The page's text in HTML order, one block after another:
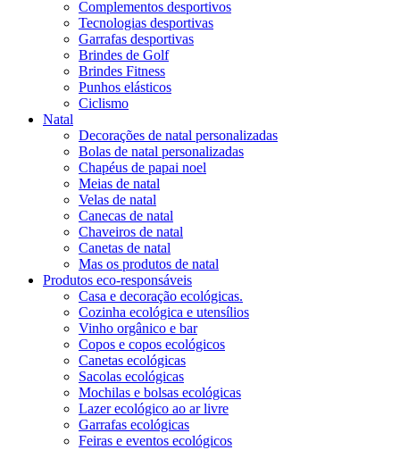
Complementos desportivos
Tecnologias desportivas
Garrafas desportivas
Brindes de Golf
Brindes Fitness
Punhos elásticos
Ciclismo
Natal
Decorações de natal personalizadas
Bolas de natal personalizadas
Chapéus de papai noel
Meias de natal
Velas de natal
Canecas de natal
Chaveiros de natal
Canetas de natal
Mas os produtos de natal
Produtos eco-responsáveis
Casa e decoração ecológicas.
Cozinha ecológica e utensílios
Vinho orgânico e bar
Copos e copos ecológicos
Canetas ecológicas
Sacolas ecológicas
Mochilas e bolsas ecológicas
Lazer ecológico ao ar livre
Garrafas ecológicas
Feiras e eventos ecológicos